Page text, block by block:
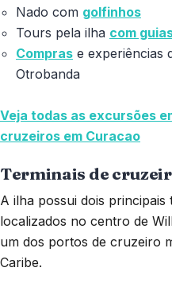
Nado com golfinhos
Tours pela ilha com
Compras e experiências
Otrobanda
Veja todas as excursões
cruzeiros em Curacao
Terminais de
A ilha possui dois
localizados no centro de
um dos portos de cruzeiro
Caribe.